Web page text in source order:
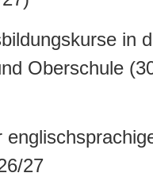
in
Oberschule
27